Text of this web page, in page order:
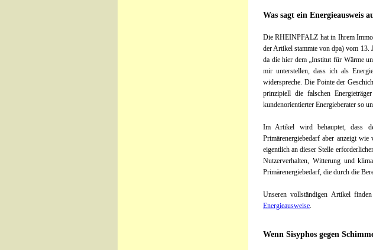
Was sagt ein Energieausweis
Die RHEINPFALZ hat in Ihrem
der Artikel stammte von dpa) vom 13.
da die hier dem „Institut für Wärme
mir unterstellen, dass ich als
widerspreche. Die Pointe der
prinzipiell die falschen
kundenorientierter Energieberater so
Im Artikel wird behauptet, dass
Primärenergiebedarf aber anzeigt
eigentlich an dieser Stelle
Nutzerverhalten, Witterung und
Primärenergiebedarf, die durch die
Unseren vollständigen Artikel
Energieausweise.
Wenn Sisyphos gegen